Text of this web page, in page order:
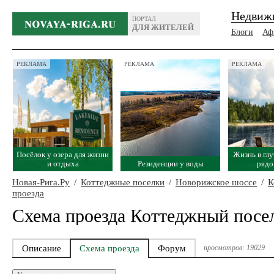
ПОРТАЛ
ДЛЯ ЖИТЕЛЕЙ
Блоги
РЕКЛАМА
Посёлок у озера для жизни
и отдыха
РЕКЛАМА
Резиденции у воды
РЕКЛАМА
Жизнь в
Новая-Рига.Ру / Коттеджные поселки / Новорижское шоссе /
проезда
Схема проезда Коттеджный
Описание Схема проезда Форум просмотров: 19029